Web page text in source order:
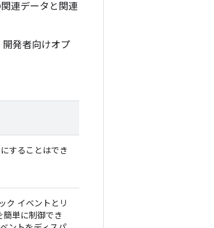
連データと関連
開発者向けオプ
にすることはでき
ク イベントとリ
単に制御でき